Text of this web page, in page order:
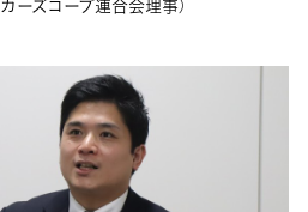
ーズコープ連合会理事）